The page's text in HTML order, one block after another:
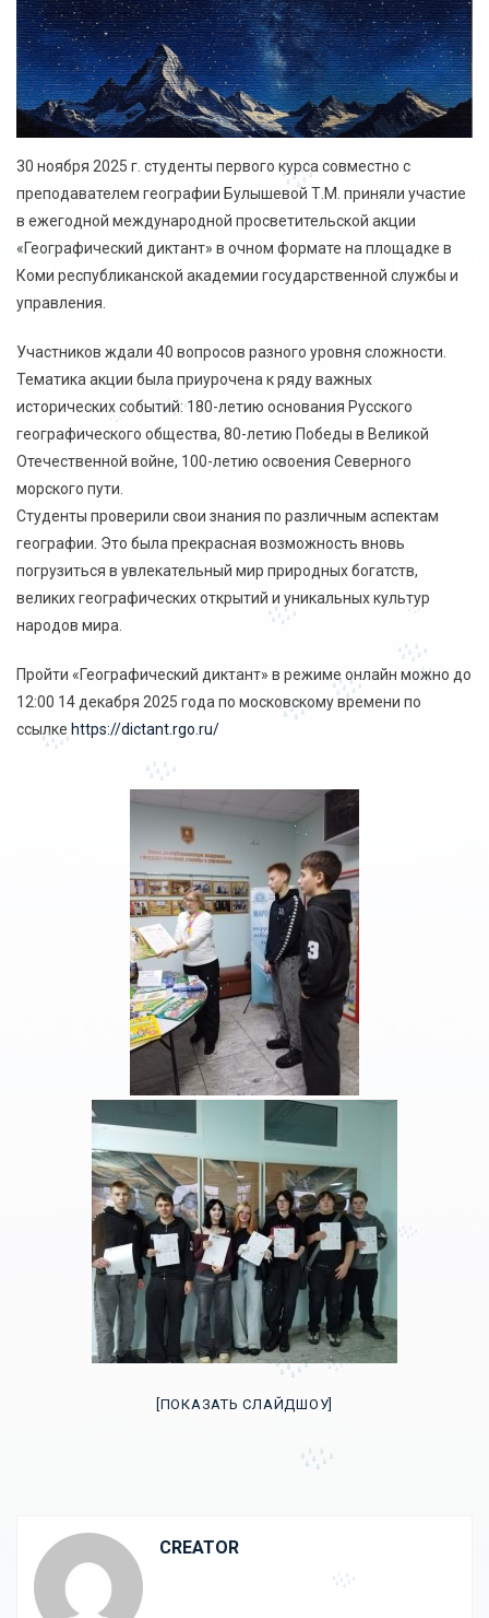
30 ноября 2025 г. студенты первого курса совместно с
преподавателем географии Булышевой Т.М. приняли участие
в ежегодной международной просветительской акции
«Географический диктант» в очном формате на площадке в
Коми республиканской академии государственной службы и
управления.
Участников ждали 40 вопросов разного уровня сложности.
Тематика акции была приурочена к ряду важных
исторических событий: 180-летию основания Русского
географического общества, 80-летию Победы в Великой
Отечественной войне, 100-летию освоения Северного
морского пути.
Студенты проверили свои знания по различным аспектам
географии. Это была прекрасная возможность вновь
погрузиться в увлекательный мир природных богатств,
великих географических открытий и уникальных культур
народов мира.
Пройти «Географический диктант» в режиме онлайн можно до
12:00 14 декабря 2025 года по московскому времени по
ссылке https://dictant.rgo.ru/
[ПОКАЗАТЬ СЛАЙДШОУ]
CREATOR